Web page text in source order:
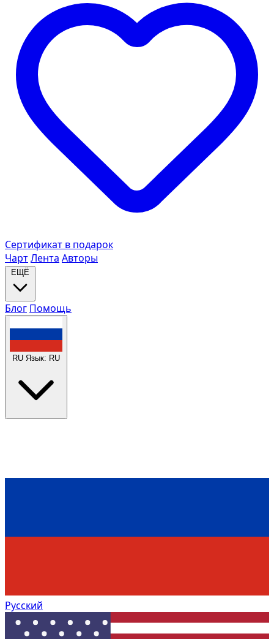
Сертификат в подарок
ЧартЛента Авторы
ЕЩЁ
Блог Помощь
RU Язык: RU
Русский